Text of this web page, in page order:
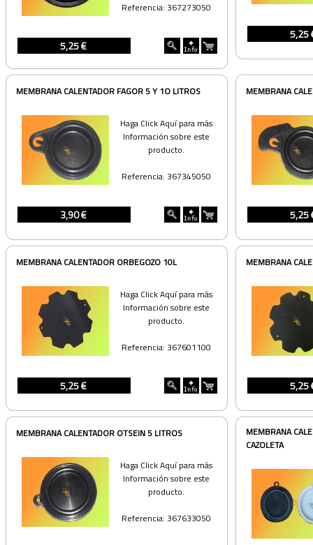
Referencia: 367273050
5,25 €
5,25
MEMBRANA CALENTADOR FAGOR 5 Y 1O LITROS
Haga Click Aquí para más
Información sobre este
producto.
Referencia: 367345050
3,90 €
MEMBRANA
5,25
MEMBRANA CALENTADOR ORBEGOZO 10L
Haga Click Aquí para más
Información sobre este
producto.
Referencia: 367601100
5,25 €
MEMBRANA
5,25
MEMBRANA CALENTADOR OTSEIN 5 LITROS
Haga Click Aquí para más
Información sobre este
producto.
Referencia: 367633050
MEMBRANA
CAZOLETA